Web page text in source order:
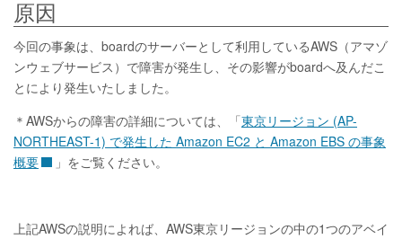
原因
今回の事象は、boardのサーバーとして利用しているAWS（アマゾ
ンウェブサービス）で障害が発生し、その影響がboardへ及んだこ
とにより発生いたしました。
＊AWSからの障害の詳細については、「東京リージョン (AP-
NORTHEAST-1) で発生した Amazon EC2 と Amazon EBS の事象
概要
」をご覧ください。
上記AWSの説明によれば、AWS東京リージョンの中の1つのアベイ